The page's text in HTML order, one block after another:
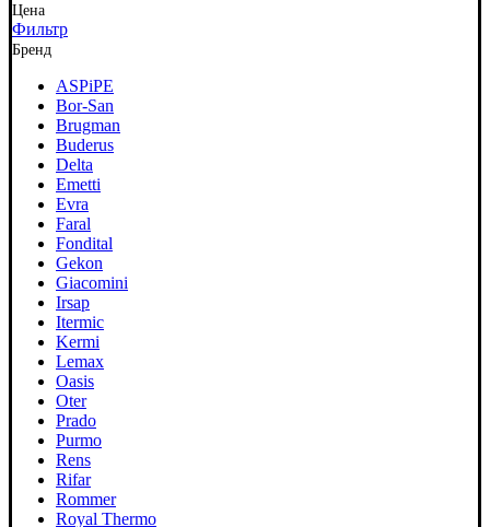
Цена
Фильтр
Бренд
ASPiPE
Bor-San
Brugman
Buderus
Delta
Emetti
Evra
Faral
Fondital
Gekon
Giacomini
Irsap
Itermic
Kermi
Lemax
Oasis
Oter
Prado
Purmo
Rens
Rifar
Rommer
Royal Thermo